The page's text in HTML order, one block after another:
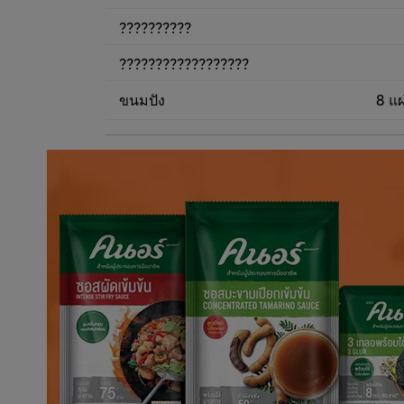
??????????
??????????????????
ขนมปัง
8 แ